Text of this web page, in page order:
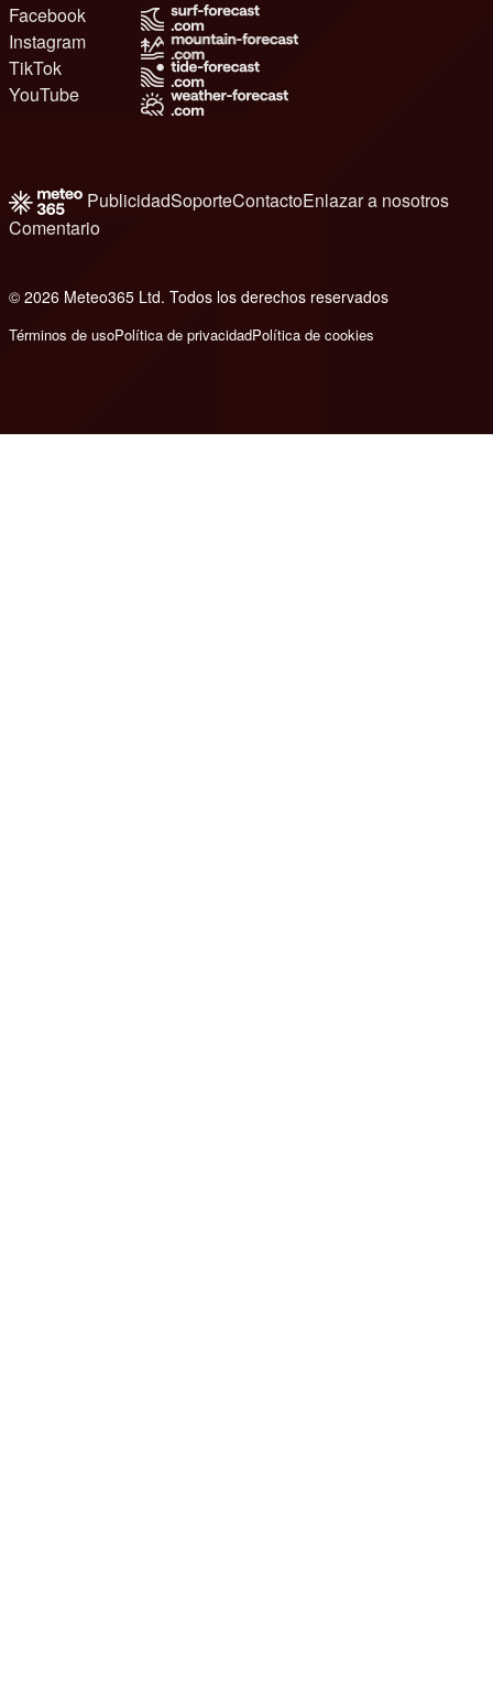
Facebook
Instagram
TikTok
YouTube
PublicidadSoporteContactoEnlazar a nosotros
Comentario
© 2026 Meteo365 Ltd. Todos los derechos reservados
Términos de usoPolítica de privacidadPolítica de cookies